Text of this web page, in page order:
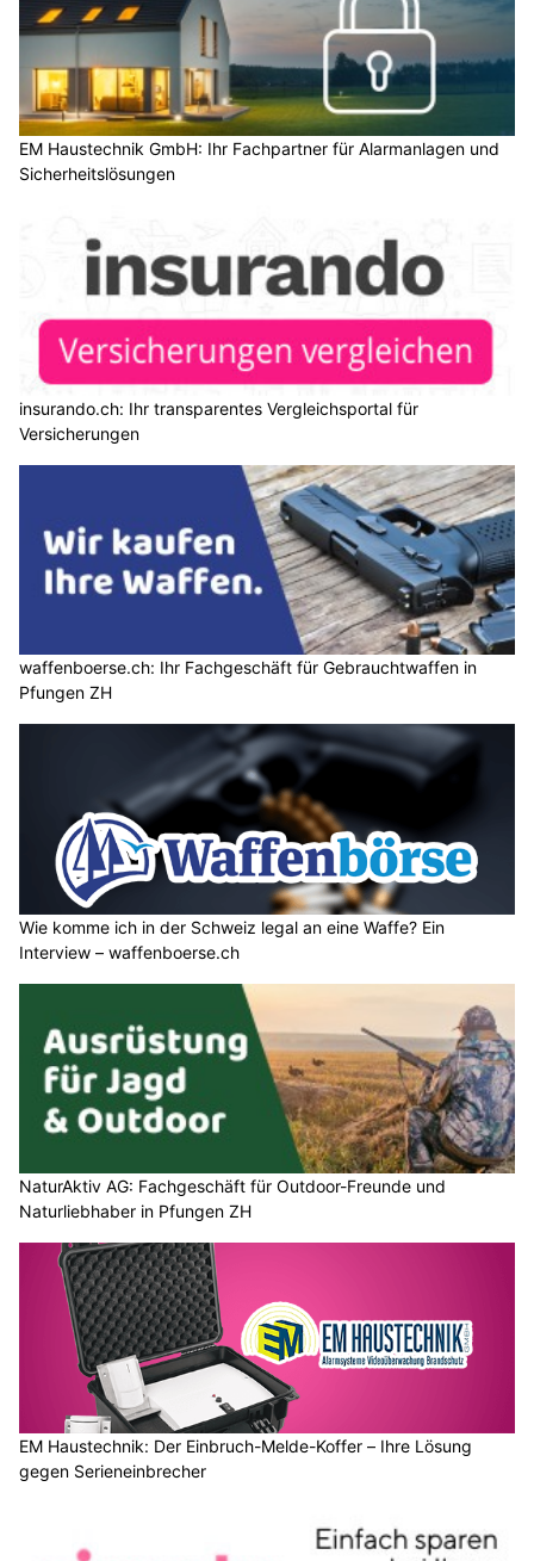
EM Haustechnik GmbH: Ihr Fachpartner für Alarmanlagen und
Sicherheitslösungen
insurando.ch: Ihr transparentes Vergleichsportal für
Versicherungen
waffenboerse.ch: Ihr Fachgeschäft für Gebrauchtwaffen in
Pfungen ZH
Wie komme ich in der Schweiz legal an eine Waffe? Ein
Interview – waffenboerse.ch
NaturAktiv AG: Fachgeschäft für Outdoor-Freunde und
Naturliebhaber in Pfungen ZH
EM Haustechnik: Der Einbruch-Melde-Koffer – Ihre Lösung
gegen Serieneinbrecher